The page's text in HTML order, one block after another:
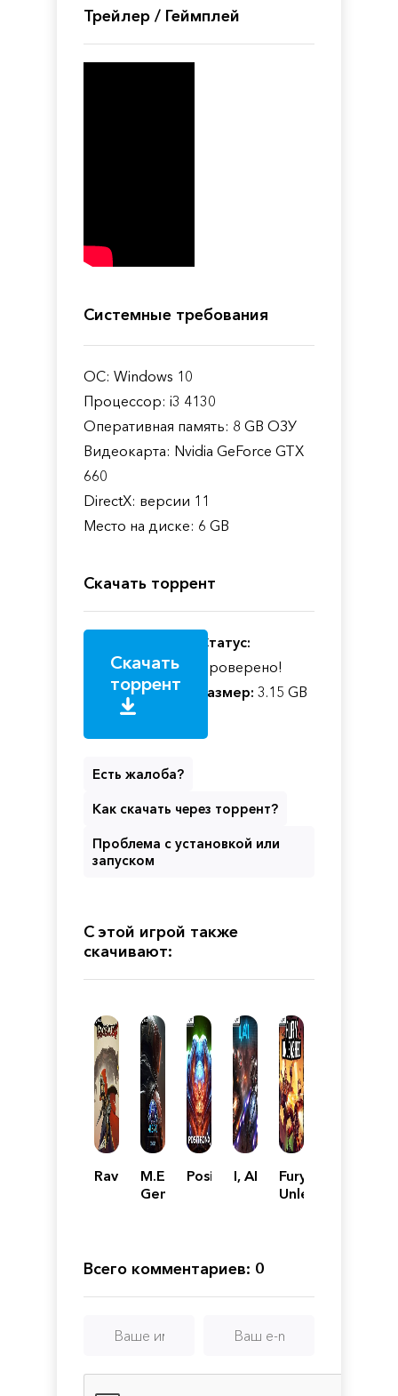
Трейлер / Геймплей
Системные требования
ОС: Windows 10
Процессор: i3 4130
Оперативная память: 8 GB ОЗУ
Видеокарта: Nvidia GeForce GTX
660
DirectX: версии 11
Место на диске: 6 GB
Скачать торрент
Скачать
торрент
Статус:
Проверено!
Размер: 3.15 GB
Есть жалоба?
Как скачать через торрент?
Проблема с установкой или
запуском
С этой игрой также
скачивают:
Ravenswatch
M.E.R.C.
Genesis
PositronX
I, AI
Fury
Unleashed
Всего комментариев: 0